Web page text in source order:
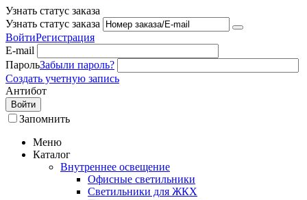
Узнать статус заказа
Узнать статус заказа
ВойтиРегистрация
E-mail
ПарольЗабыли пароль?
Создать учетную запись
Антибот
Войти
Запомнить
Меню
Каталог
Внутреннее освещение
Офисные светильники
Светильники для ЖКХ